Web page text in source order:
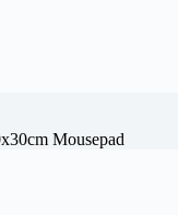
Mousepad